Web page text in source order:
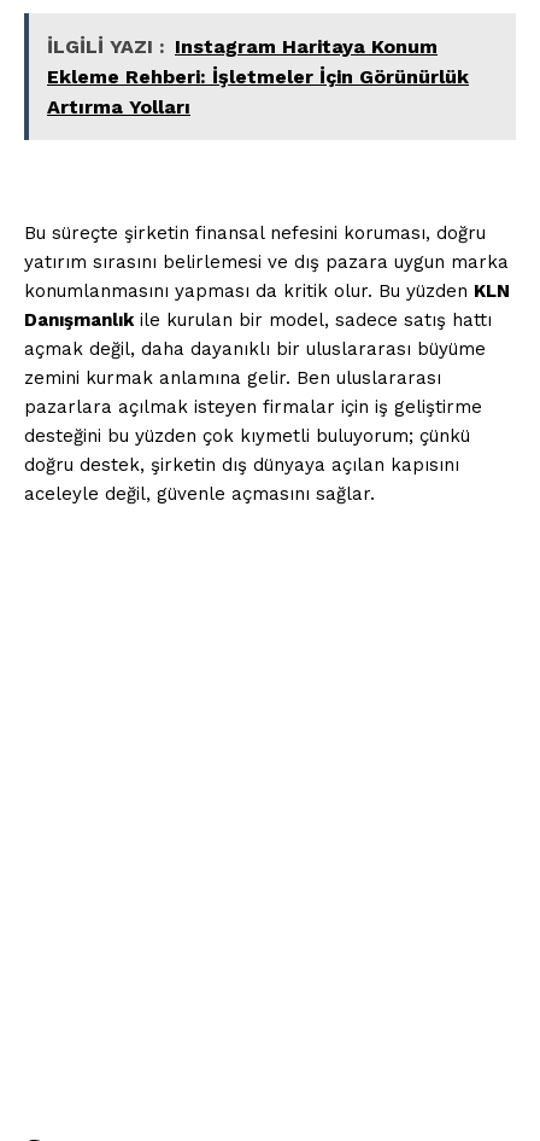
İLGİLİ YAZI : Instagram Haritaya Konum
Ekleme Rehberi: İşletmeler İçin Görünürlük
Artırma Yolları
Bu süreçte şirketin finansal nefesini koruması, doğru
yatırım sırasını belirlemesi ve dış pazara uygun marka
konumlanmasını yapması da kritik olur. Bu yüzden KLN
Danışmanlıkile kurulan bir model, sadece satış hattı
açmak değil, daha dayanıklı bir uluslararası büyüme
zemini kurmak anlamına gelir. Ben uluslararası
pazarlara açılmak isteyen firmalar için iş geliştirme
desteğini bu yüzden çok kıymetli buluyorum; çünkü
doğru destek, şirketin dış dünyaya açılan kapısını
aceleyle değil, güvenle açmasını sağlar.